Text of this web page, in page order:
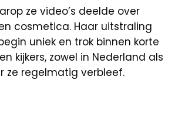
ze video’s deelde over
cosmetica. Haar uitstraling
uniek en trok binnen korte
kijkers, zowel in Nederland als
ze regelmatig verbleef.